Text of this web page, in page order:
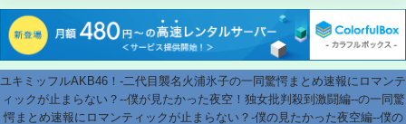
ユキミッフルAKB46！-二代目襲名火浦氷子の一同驚愕まとめ速報にロマンテ
ィックが止まらない？--僕が見たかった夜空！独女批判殺到激闘編--の一同驚
愕まとめ速報にロマンティックが止まらない？-僕の見たかった夜空編--僕の